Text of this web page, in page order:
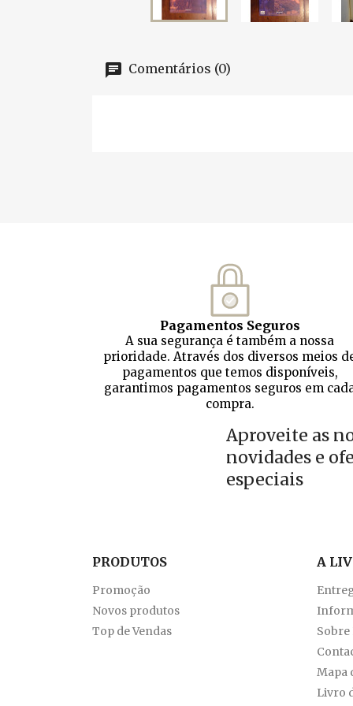
Comentários (0)
Pagamentos Seguros
A sua segurança é também a nossa
prioridade. Através dos diversos meios
pagamentos que temos disponíveis,
garantimos pagamentos seguros em
compra.
Aproveite as
novidades e
especiais
PRODUTOS
Promoção
Novos produtos
Top de Vendas
A
Sobre
Mapa
Livro